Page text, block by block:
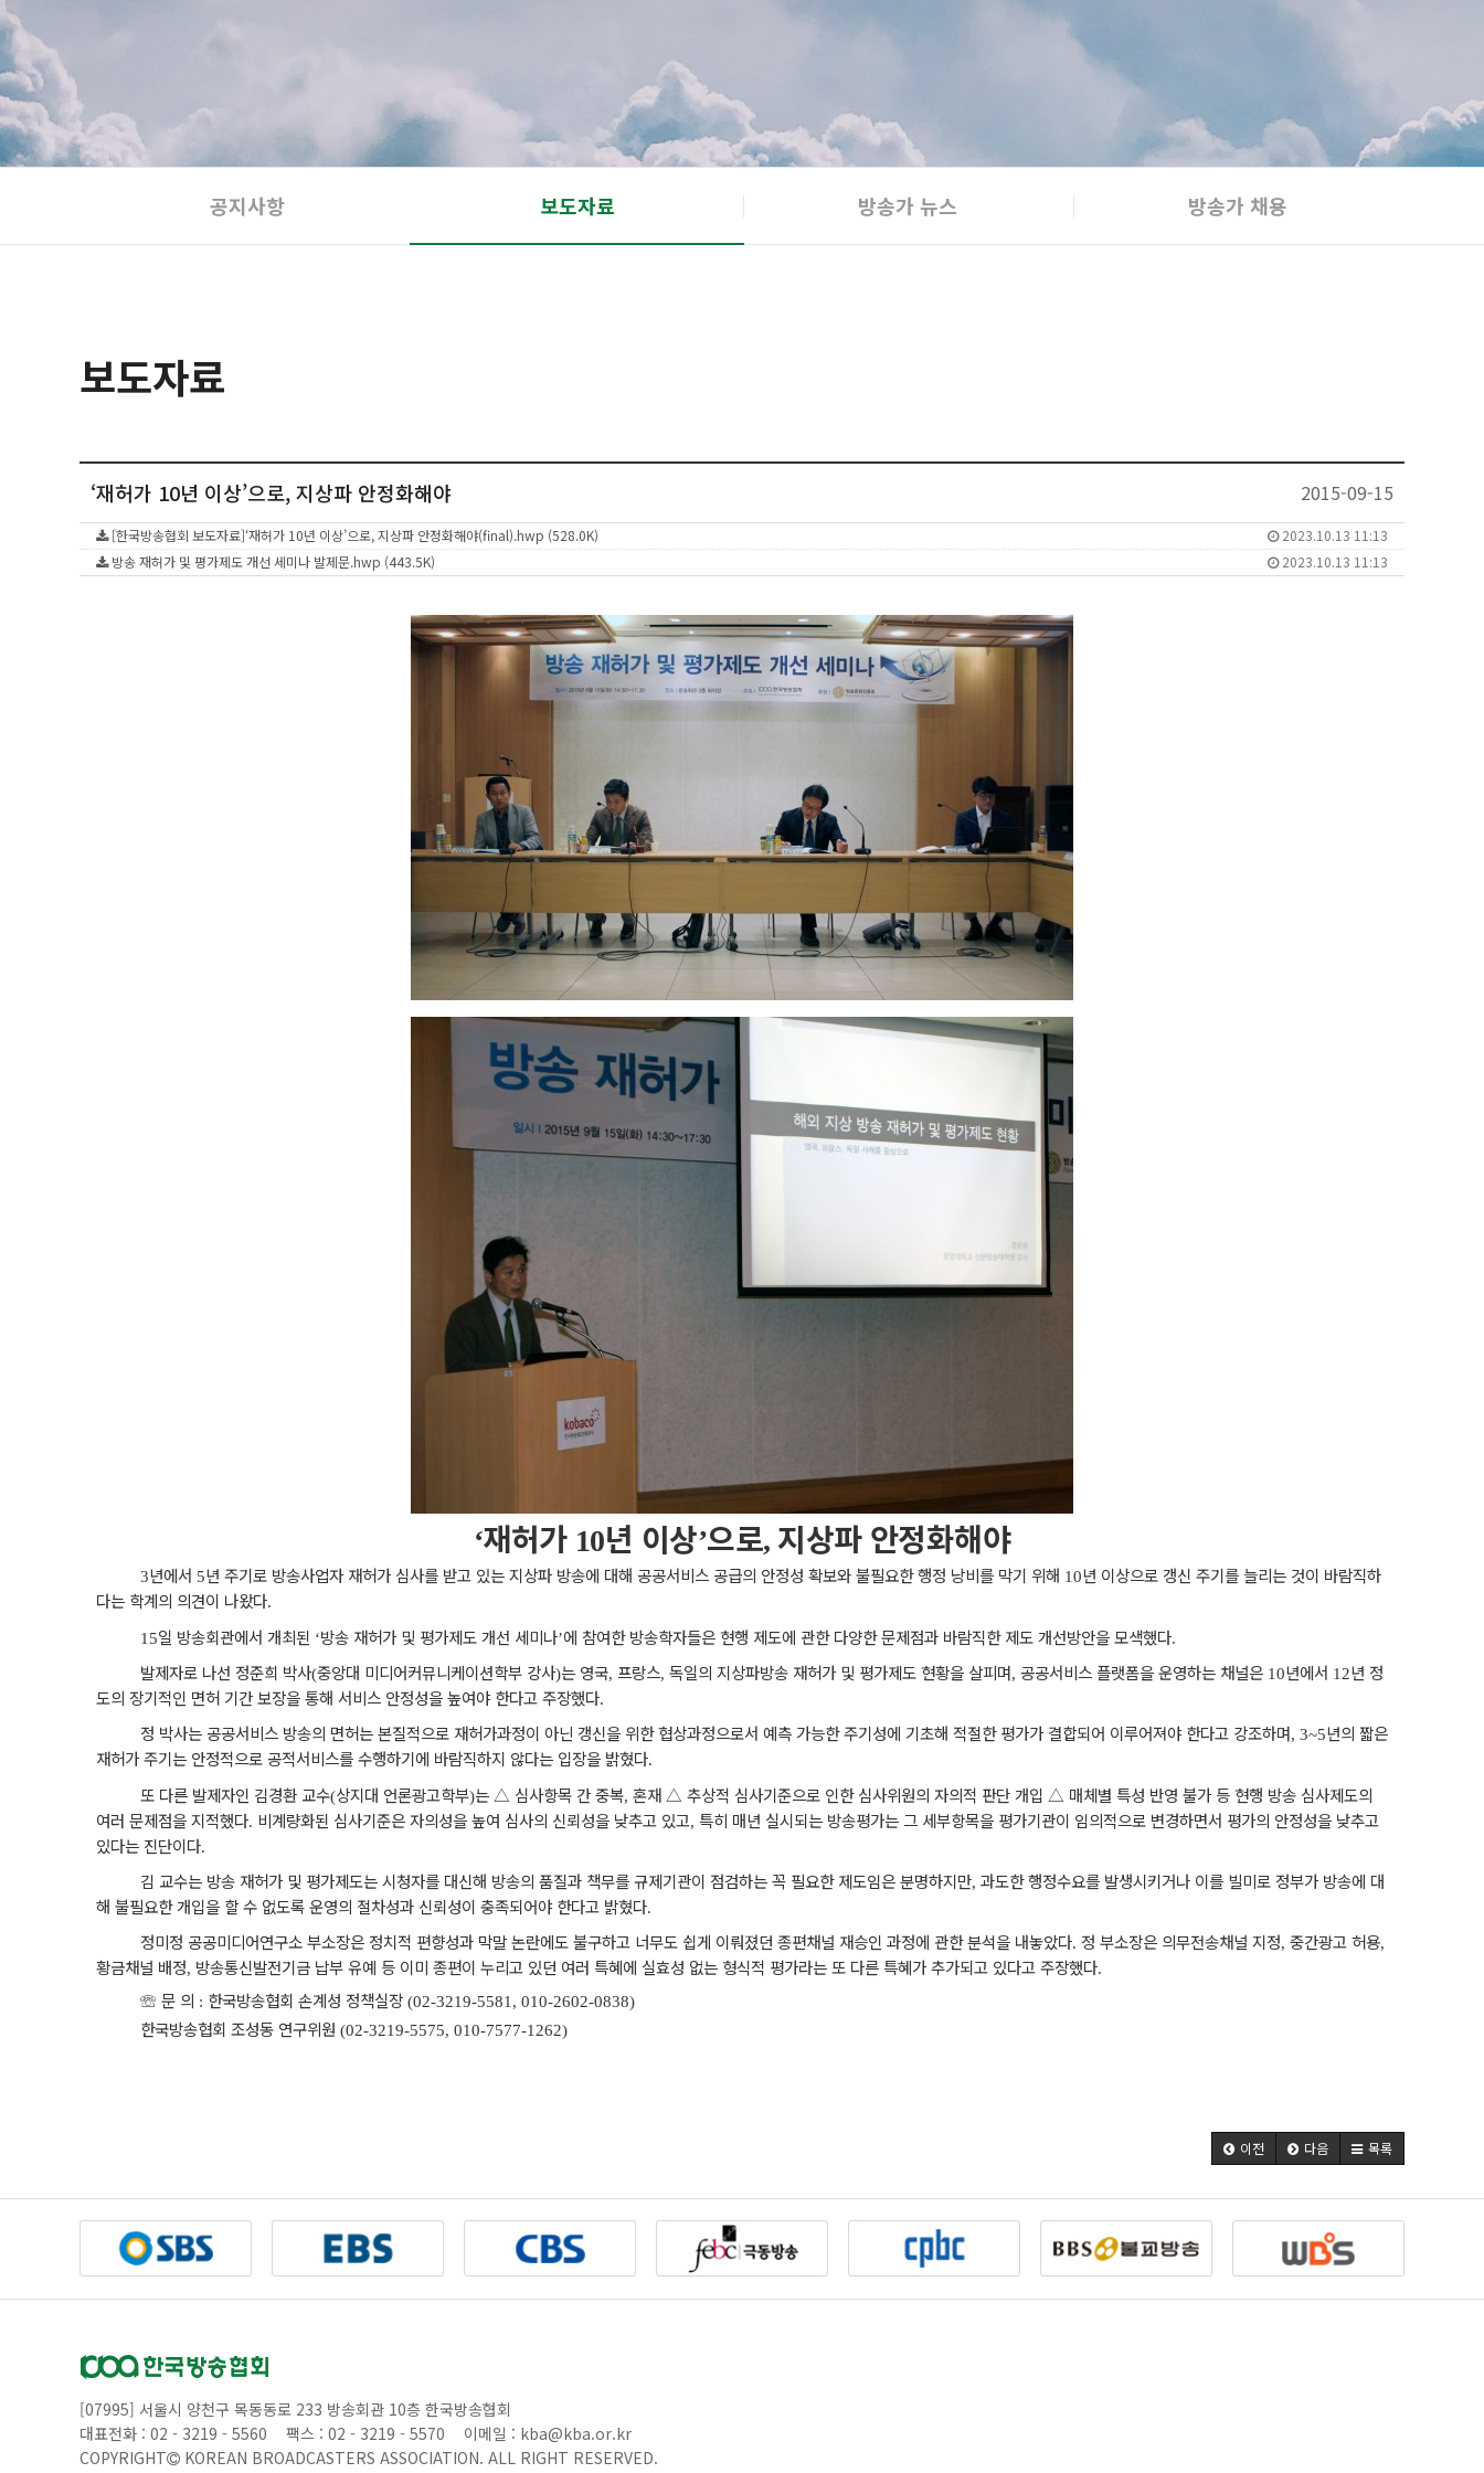
공지사항 보도자료 방송가 뉴스 방송가 채용
보도자료
‘재허가 10년 이상’으로, 지상파 안정화해야 2015-09-15
2023.10.13 11:13
[한국방송협회 보도자료]‘재허가 10년 이상’으로, 지상파 안정화해야(final).hwp (528.0K)
2023.10.13 11:13
방송 재허가 및 평가제도 개선 세미나 발제문.hwp (443.5K)
‘재허가 10년 이상’으로, 지상파 안정화해야
3년에서 5년 주기로 방송사업자 재허가 심사를 받고 있는 지상파 방송에 대해 공공서비스 공급의 안정성 확보와 불필요한 행정 낭비를 막기 위해 10년 이상으로 갱신 주기를 늘리는 것이 바람직하
다는 학계의 의견이 나왔다.
15일 방송회관에서 개최된 ‘방송 재허가 및 평가제도 개선 세미나’에 참여한 방송학자들은 현행 제도에 관한 다양한 문제점과 바람직한 제도 개선방안을 모색했다.
발제자로 나선 정준희 박사(중앙대 미디어커뮤니케이션학부 강사)는 영국, 프랑스, 독일의 지상파방송 재허가 및 평가제도 현황을 살피며, 공공서비스 플랫폼을 운영하는 채널은 10년에서 12년 정
도의 장기적인 면허 기간 보장을 통해 서비스 안정성을 높여야 한다고 주장했다.
정 박사는 공공서비스 방송의 면허는 본질적으로 재허가과정이 아닌 갱신을 위한 협상과정으로서 예측 가능한 주기성에 기초해 적절한 평가가 결합되어 이루어져야 한다고 강조하며, 3~5년의 짧은
재허가 주기는 안정적으로 공적서비스를 수행하기에 바람직하지 않다는 입장을 밝혔다.
또 다른 발제자인 김경환 교수(상지대 언론광고학부)는 △ 심사항목 간 중복, 혼재 △ 추상적 심사기준으로 인한 심사위원의 자의적 판단 개입 △ 매체별 특성 반영 불가 등 현행 방송 심사제도의
여러 문제점을 지적했다. 비계량화된 심사기준은 자의성을 높여 심사의 신뢰성을 낮추고 있고, 특히 매년 실시되는 방송평가는 그 세부항목을 평가기관이 임의적으로 변경하면서 평가의 안정성을 낮추고
있다는 진단이다.
김 교수는 방송 재허가 및 평가제도는 시청자를 대신해 방송의 품질과 책무를 규제기관이 점검하는 꼭 필요한 제도임은 분명하지만, 과도한 행정수요를 발생시키거나 이를 빌미로 정부가 방송에 대
해 불필요한 개입을 할 수 없도록 운영의 절차성과 신뢰성이 충족되어야 한다고 밝혔다.
정미정 공공미디어연구소 부소장은 정치적 편향성과 막말 논란에도 불구하고 너무도 쉽게 이뤄졌던 종편채널 재승인 과정에 관한 분석을 내놓았다. 정 부소장은 의무전송채널 지정, 중간광고 허용,
황금채널 배정, 방송통신발전기금 납부 유예 등 이미 종편이 누리고 있던 여러 특혜에 실효성 없는 형식적 평가라는 또 다른 특혜가 추가되고 있다고 주장했다.
☏문 의 : 한국방송협회 손계성 정책실장 (02-3219-5581, 010-2602-0838)
한국방송협회 조성동 연구위원 (02-3219-5575, 010-7577-1262)
이전 다음 목록
[07995] 서울시 양천구 목동동로 233 방송회관 10층 한국방송협회
대표전화 : 02 - 3219 - 5560
팩스 : 02 - 3219 - 5570
이메일 : kba@kba.or.kr
COPYRIGHT
KOREAN BROADCASTERS ASSOCIATION. ALL RIGHT RESERVED.